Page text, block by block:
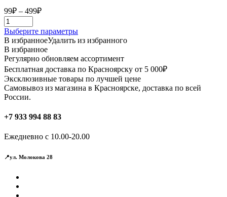
99₽ – 499₽Диапазон
99₽
–
499₽
Выберите параметрыЭтот
товар
несколько
вариаций.
Опции
можно
выбрать
В избранноеУдалить из избранного
В избранное
Регулярно обновляем ассортимент
Бесплатная доставка по Красноярску от 5 000₽
Эксклюзивные товары по лучшей цене
Самовывоз из магазина в Красноярске, доставка по всей
России.
+7 933 994 88 83
Ежедневно с 10.00-20.00
📍ул. Молокова 28